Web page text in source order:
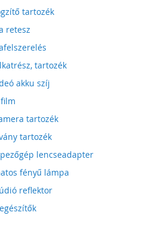
tartozék
retesz
tartozék
akku szíj
tartozék
tartozék
lencseadapter
fényű lámpa
reflektor